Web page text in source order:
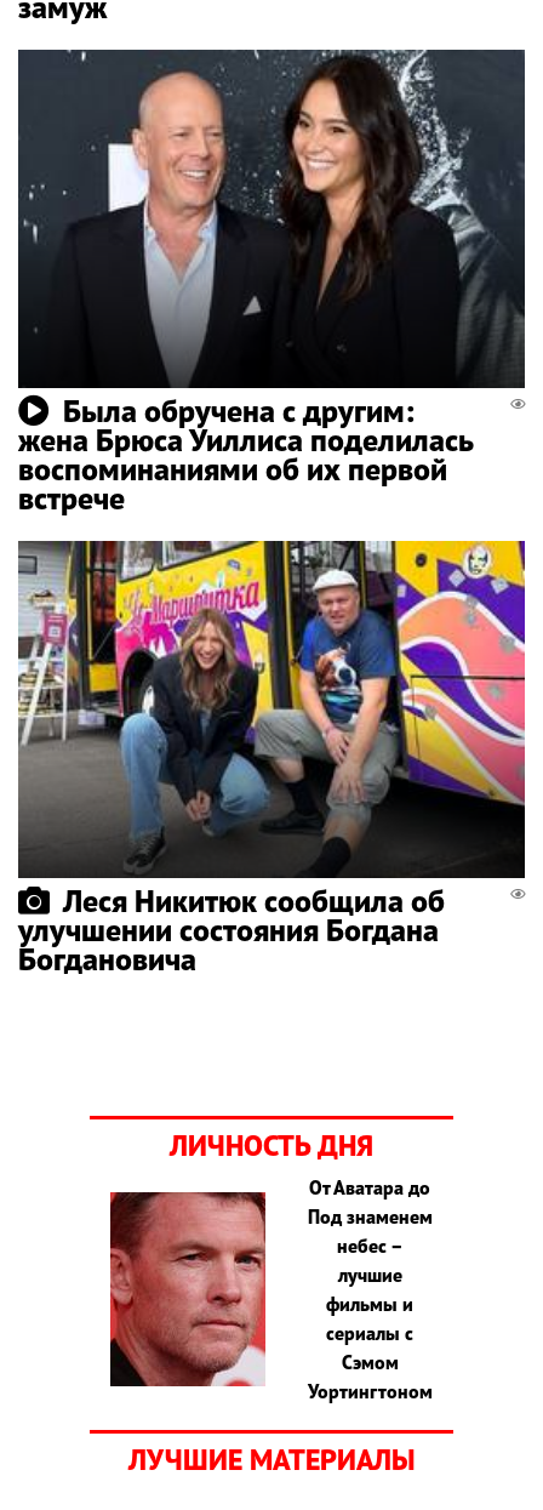
Была обручена с другим:
жена Брюса Уиллиса поделилась
воспоминаниями об их первой
встрече
Леся Никитюк сообщила об
улучшении состояния Богдана
Богдановича
ЛИЧНОСТЬ ДНЯ
От Аватара до
Под знаменем
небес –
лучшие
фильмы и
сериалы с
Сэмом
Уортингтоном
ЛУЧШИЕ МАТЕРИАЛЫ